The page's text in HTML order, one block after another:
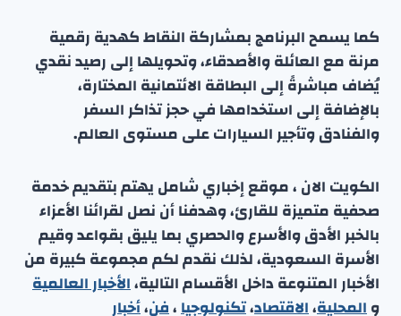
كما يسمح البرنامج بمشاركة النقاط كهدية رقمية
مرنة مع العائلة والأصدقاء، وتحويلها إلى رصيد نقدي
يُضاف مباشرةً إلى البطاقة الائتمانية المختارة،
بالإضافة إلى استخدامها في حجز تذاكر السفر
والفنادق وتأجير السيارات على مستوى العالم.
الكويت الان ، موقع إخباري شامل يهتم بتقديم خدمة
صحفية متميزة للقارئ، وهدفنا أن نصل لقرائنا الأعزاء
بالخبر الأدق والأسرع والحصري بما يليق بقواعد وقيم
الأسرة السعودية، لذلك نقدم لكم مجموعة كبيرة من
الأخبار المتنوعة داخل الأقسام التالية،الأخبار العالمية
والمحلية،الاقتصاد،تكنولوجيا،فن،أخبار